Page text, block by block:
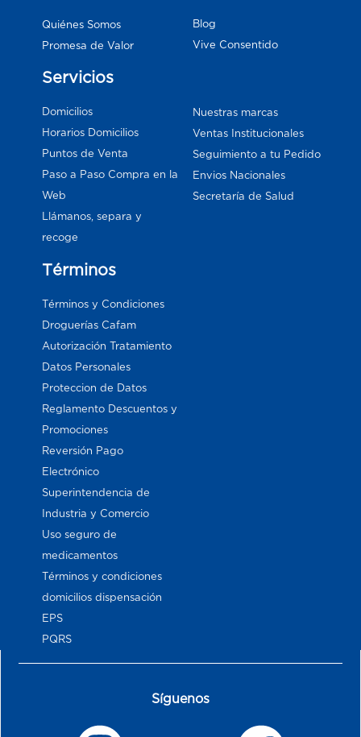
Quiénes Somos
Promesa de Valor
Blog
Vive Consentido
Servicios
Domicilios
Horarios Domicilios
Puntos de Venta
Paso a Paso Compra en la
Web
Llámanos, separa y
recoge
Nuestras marcas
Ventas Institucionales
Seguimiento a tu Pedido
Envios Nacionales
Secretaría de Salud
Términos
Términos y Condiciones
Droguerías Cafam
Autorización Tratamiento
Datos Personales
Proteccion de Datos
Reglamento Descuentos y
Promociones
Reversión Pago
Electrónico
Superintendencia de
Industria y Comercio
Uso seguro de
medicamentos
Términos y condiciones
domicilios dispensación
EPS
PQRS
Síguenos